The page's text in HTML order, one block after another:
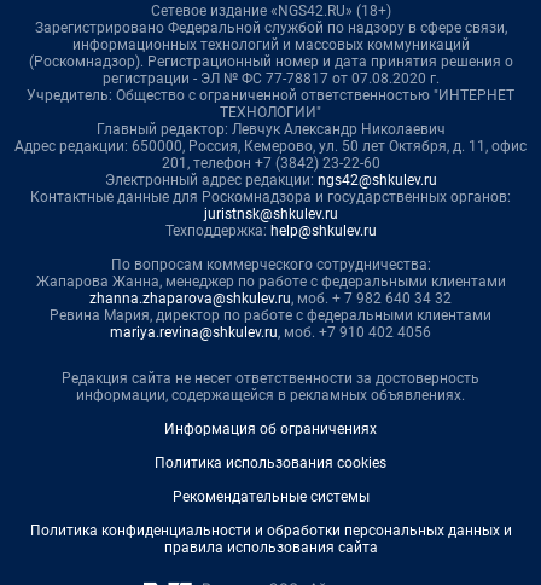
Сетевое издание «NGS42.RU» (18+)
Зарегистрировано Федеральной службой по надзору в сфере связи,
информационных технологий и массовых коммуникаций
(Роскомнадзор). Регистрационный номер и дата принятия решения о
регистрации - ЭЛ № ФС 77-78817 от 07.08.2020 г.
Учредитель: Общество с ограниченной ответственностью "ИНТЕРНЕТ
ТЕХНОЛОГИИ"
Главный редактор: Левчук Александр Николаевич
Адрес редакции: 650000, Россия, Кемерово, ул. 50 лет Октября, д. 11, офис
201, телефон +7 (3842) 23-22-60
Электронный адрес редакции: ngs42@shkulev.ru
Контактные данные для Роскомнадзора и государственных органов:
juristnsk@shkulev.ru
Техподдержка: help@shkulev.ru
По вопросам коммерческого сотрудничества:
Жапарова Жанна, менеджер по работе с федеральными клиентами
zhanna.zhaparova@shkulev.ru, моб. + 7 982 640 34 32
Ревина Мария, директор по работе с федеральными клиентами
mariya.revina@shkulev.ru, моб. +7 910 402 4056
Редакция сайта не несет ответственности за достоверность
информации, содержащейся в рекламных объявлениях.
Информация об ограничениях
Политика использования cookies
Рекомендательные системы
Политика конфиденциальности и обработки персональных данных и
правила использования сайта